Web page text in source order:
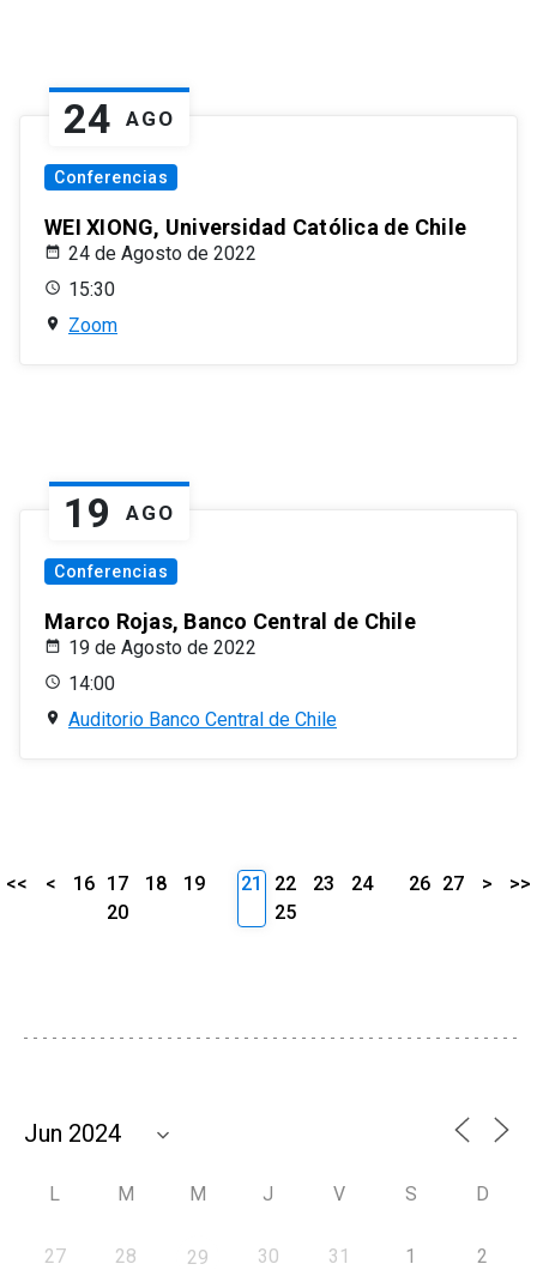
24 AGO
Conferencias
WEI XIONG, Universidad Católica de Chile
24 de Agosto de 2022
15:30
Zoom
19 AGO
Conferencias
Marco Rojas, Banco Central de Chile
19 de Agosto de 2022
14:00
Auditorio Banco Central de Chile
<< < 16 17 18
19
20
21 22 23
24
25
26 27 > >>
L M M J V S D
27 28 29 30 31 1 2